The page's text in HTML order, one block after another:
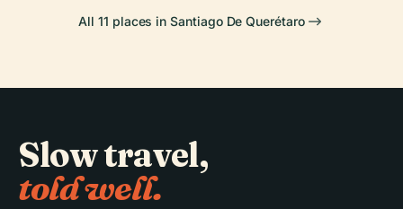
All 11 places in Santiago De Querétaro
Slow travel,
told well.